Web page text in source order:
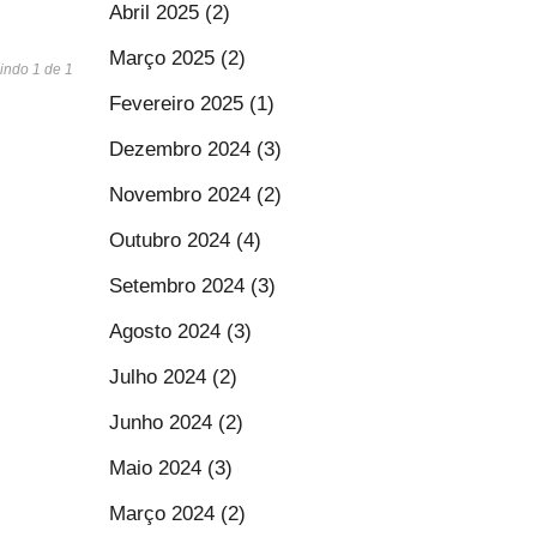
1 de 1
Abril 2025 (2)
Março 2025 (2)
Fevereiro 2025 (1)
Dezembro 2024 (3)
Novembro 2024 (2)
Outubro 2024 (4)
Setembro 2024 (3)
Agosto 2024 (3)
Julho 2024 (2)
Junho 2024 (2)
Maio 2024 (3)
Março 2024 (2)